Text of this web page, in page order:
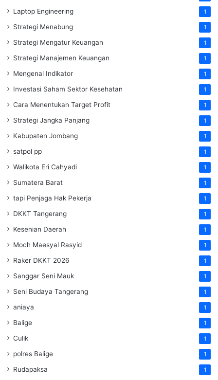
Laptop Engineering 1
Strategi Menabung 1
Strategi Mengatur Keuangan 1
Strategi Manajemen Keuangan 1
Mengenal Indikator 1
Investasi Saham Sektor Kesehatan 1
Cara Menentukan Target Profit 1
Strategi Jangka Panjang 1
Kabupaten Jombang 1
satpol pp 1
Walikota Eri Cahyadi 1
Sumatera Barat 1
tapi Penjaga Hak Pekerja 1
DKKT Tangerang 1
Kesenian Daerah 1
Moch Maesyal Rasyid 1
Raker DKKT 2026 1
Sanggar Seni Mauk 1
Seni Budaya Tangerang 1
aniaya 1
Balige 1
Culik 1
polres Balige 1
Rudapaksa 1